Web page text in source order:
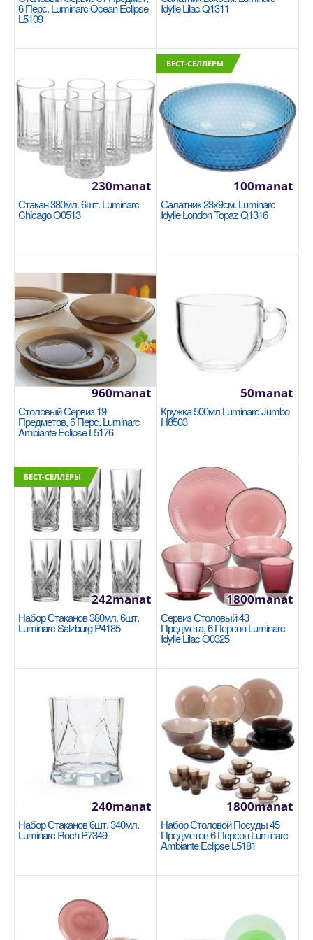
Набор стаканов 6шт 350мл высокие
Luminarc New America J2889
Цвет товара: прозрачный Назначение: для воды/
сока Материал: стекло Мытьё в посудомоечной
машине..
160manat
В Корзину
+В избранные
Golden Chameleon P9323
Линейка: Golden Chameleon (Золотистый
Хамелион) Цвет товара: прозрачный с золотисто-
перламутровым..
270manat
В Корзину
+Добавь в сравнения
В избранные
Набор креманок 3шт 350мл Luminarc Iced
Vintage P3582
110manat
6 Перс. Luminarc Ocean Eclipse
L5109
Idylle Lilac Q1311
Стакан 380мл. 6шт. Luminarc
Chicago O0513
230manat
БЕСТ-СЕЛЛЕРЫ
Салатник 23х9см. Luminarc
Idylle London Topaz Q1316
100manat
Столовый Сервиз 19
Предметов, 6 Перс. Luminarc
Ambiante Eclipse L5176
960manat
Кружка 500мл Luminarc Jumbo
H8503
50manat
БЕСТ-СЕЛЛЕРЫ
Набор Стаканов 380мл. 6шт.
Luminarc Salzburg P4185
242manat
Сервиз Столовый 43
Предмета, 6 Персон Luminarc
Idylle Lilac O0325
1800manat
Набор Стаканов 6шт. 340мл.
Luminarc Roch P7349
240manat
Набор Столовой Посуды 45
Предметов 6 Персон Luminarc
Ambiante Eclipse L5181
1800manat